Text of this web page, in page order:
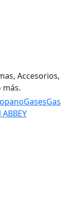
Accesorios,
más.
GasesGas